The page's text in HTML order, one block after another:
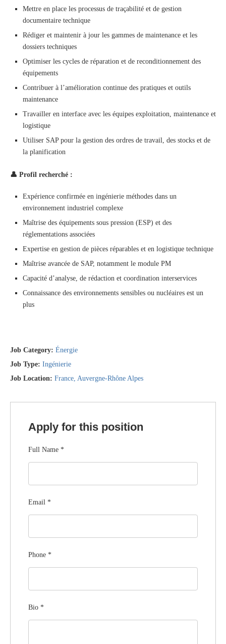
Mettre en place les processus de traçabilité et de gestion
documentaire technique
Rédiger et maintenir à jour les gammes de maintenance et les
dossiers techniques
Optimiser les cycles de réparation et de reconditionnement des
équipements
Contribuer à l’amélioration continue des pratiques et outils
maintenance
Travailler en interface avec les équipes exploitation, maintenance et
logistique
Utiliser SAP pour la gestion des ordres de travail, des stocks et de
la planification
👤 Profil recherché :
Expérience confirmée en ingénierie méthodes dans un
environnement industriel complexe
Maîtrise des équipements sous pression (ESP) et des
réglementations associées
Expertise en gestion de pièces réparables et en logistique technique
Maîtrise avancée de SAP, notamment le module PM
Capacité d’analyse, de rédaction et coordination interservices
Connaissance des environnements sensibles ou nucléaires est un
plus
Job Category: Énergie
Job Type: Ingénierie
Job Location: France Auvergne-Rhône Alpes
Apply for this position
Full Name *
Email *
Phone *
Bio *